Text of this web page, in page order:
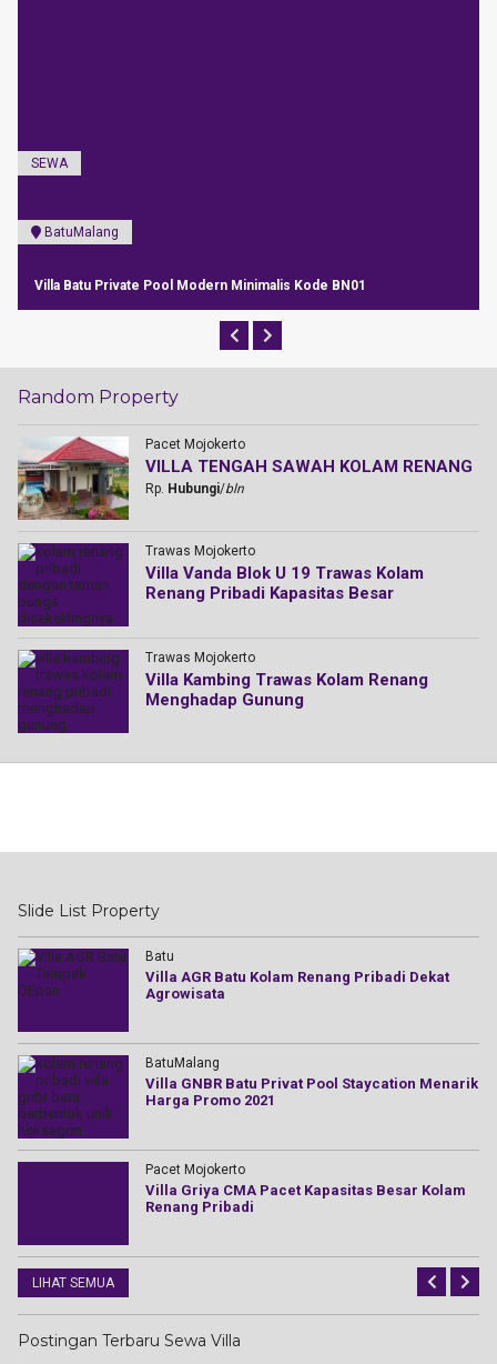
SEWA
Batu
Menikmati Panorama Alam Kota Batu Dari Azcarya Villa
Random Property
Pacet Mojokerto
VILLA TENGAH SAWAH KOLAM RENANG
Rp. Hubungi/bln
Trawas Mojokerto
Villa Vanda Blok U 19 Trawas Kolam
Renang Pribadi Kapasitas Besar
Trawas Mojokerto
Villa Kambing Trawas Kolam Renang
Menghadap Gunung
Slide List Property
Batu
Villa AGR Batu Kolam Renang Pribadi Dekat
Agrowisata
BatuMalang
Villa GNBR Batu Privat Pool Staycation Menarik
Harga Promo 2021
Pacet Mojokerto
Villa Griya CMA Pacet Kapasitas Besar Kolam
Renang Pribadi
LIHAT SEMUA
Postingan Terbaru Sewa Villa